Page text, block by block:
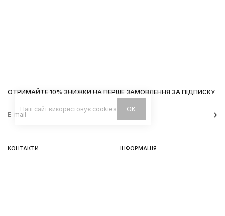
КОНТАКТИ ІНФОРМАЦІЯ
ОТРИМАЙТЕ 10% ЗНИЖКИ НА ПЕРШЕ ЗАМОВЛЕННЯ ЗА ПІДПИСКУ
Наш сайт використовує cookies OK